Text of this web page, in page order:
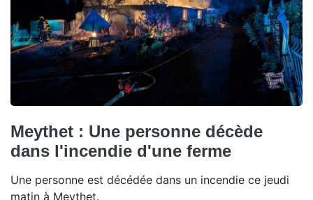
Meythet : Une personne décède
dans l'incendie d'une ferme
Une personne est décédée dans un incendie ce jeudi
matin à Meythet.